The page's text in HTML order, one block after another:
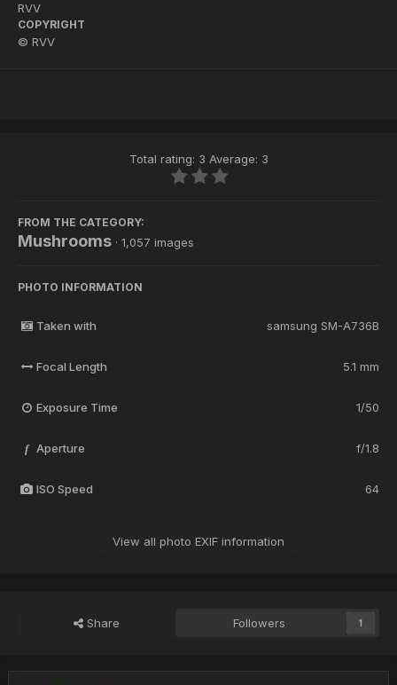
RVV
COPYRIGHT
© RVV
Total rating: 3 Average: 3
FROM THE CATEGORY:
Mushrooms · 1,057 images
PHOTO INFORMATION
Taken with samsung SM-A736B
Focal Length 5.1 mm
Exposure Time 1/50
f Aperture f/1.8
ISO Speed 64
View all photo EXIF information
Share Followers 1